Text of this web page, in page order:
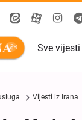
Sve vijesti
Vijesti iz Irana